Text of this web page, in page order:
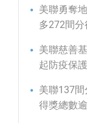
美聯勇奪
多272間
美聯慈善
起防疫保
美聯137
得獎總數